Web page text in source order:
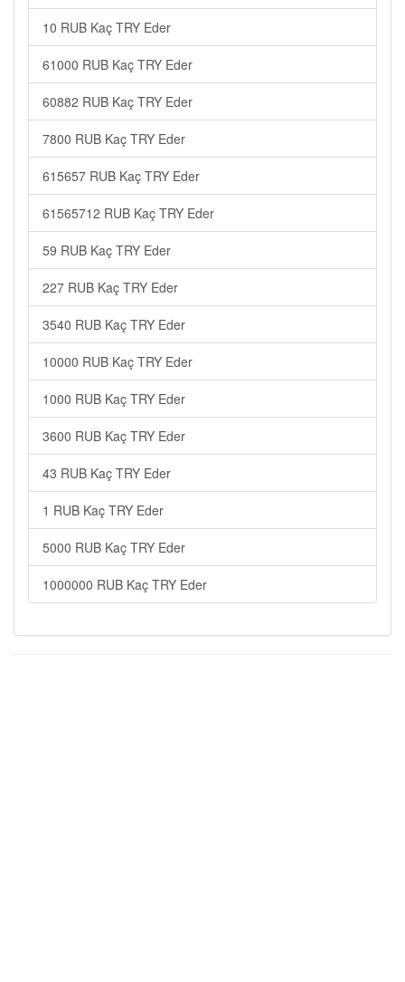
10 RUB Kaç TRY Eder
61000 RUB Kaç TRY Eder
60882 RUB Kaç TRY Eder
7800 RUB Kaç TRY Eder
615657 RUB Kaç TRY Eder
61565712 RUB Kaç TRY Eder
59 RUB Kaç TRY Eder
227 RUB Kaç TRY Eder
3540 RUB Kaç TRY Eder
10000 RUB Kaç TRY Eder
1000 RUB Kaç TRY Eder
3600 RUB Kaç TRY Eder
43 RUB Kaç TRY Eder
1 RUB Kaç TRY Eder
5000 RUB Kaç TRY Eder
1000000 RUB Kaç TRY Eder